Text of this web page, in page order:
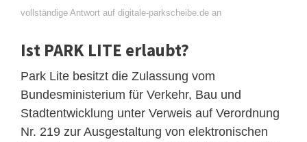
vollständige Antwort auf digitale-parkscheibe.de an
Ist PARK LITE erlaubt?
Park Lite besitzt die Zulassung vom
Bundesministerium für Verkehr, Bau und
Stadtentwicklung unter Verweis auf Verordnung
Nr. 219 zur Ausgestaltung von elektronischen